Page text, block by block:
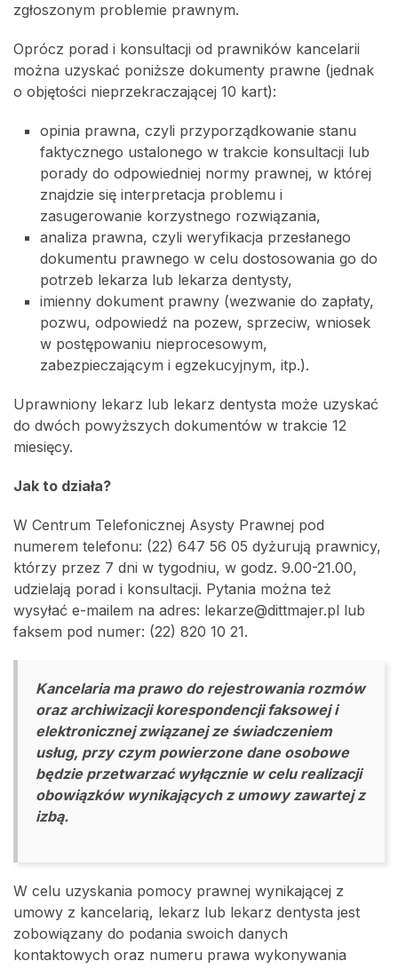
zgłoszonym problemie prawnym.
Oprócz porad i konsultacji od prawników kancelarii
można uzyskać poniższe dokumenty prawne (jednak
o objętości nieprzekraczającej 10 kart):
opinia prawna, czyli przyporządkowanie stanu
faktycznego ustalonego w trakcie konsultacji lub
porady do odpowiedniej normy prawnej, w której
znajdzie się interpretacja problemu i
zasugerowanie korzystnego rozwiązania,
analiza prawna, czyli weryfikacja przesłanego
dokumentu prawnego w celu dostosowania go do
potrzeb lekarza lub lekarza dentysty,
imienny dokument prawny (wezwanie do zapłaty,
pozwu, odpowiedź na pozew, sprzeciw, wniosek
w postępowaniu nieprocesowym,
zabezpieczającym i egzekucyjnym, itp.).
Uprawniony lekarz lub lekarz dentysta może uzyskać
do dwóch powyższych dokumentów w trakcie 12
miesięcy.
Jak to działa?
W Centrum Telefonicznej Asysty Prawnej pod
numerem telefonu: (22) 647 56 05 dyżurują prawnicy,
którzy przez 7 dni w tygodniu, w godz. 9.00-21.00,
udzielają porad i konsultacji. Pytania można też
wysyłać e-mailem na adres: lekarze@dittmajer.pl lub
faksem pod numer: (22) 820 10 21.
Kancelaria ma prawo do rejestrowania rozmów
oraz archiwizacji korespondencji faksowej i
elektronicznej związanej ze świadczeniem
usług, przy czym powierzone dane osobowe
będzie przetwarzać wyłącznie w celu realizacji
obowiązków wynikających z umowy zawartej z
izbą.
W celu uzyskania pomocy prawnej wynikającej z
umowy z kancelarią, lekarz lub lekarz dentysta jest
zobowiązany do podania swoich danych
kontaktowych oraz numeru prawa wykonywania